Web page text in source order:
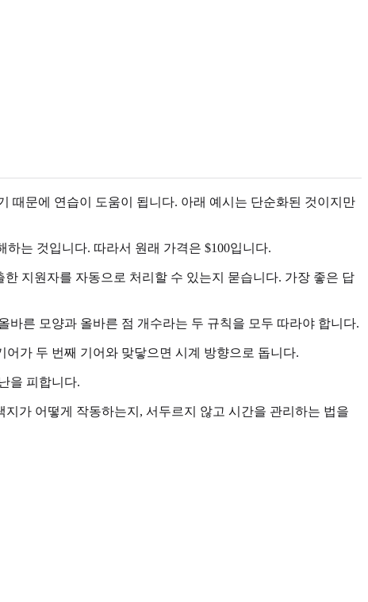
때문에 연습이 도움이 됩니다. 아래 예시는 단순화된 것이지만
하는 것입니다. 따라서 원래 가격은 $100입니다.
지원자를 자동으로 처리할 수 있는지 묻습니다. 가장 좋은 답
른 모양과 올바른 점 개수라는 두 규칙을 모두 따라야 합니다.
가 두 번째 기어와 맞닿으면 시계 방향으로 돕니다.
을 피합니다.
가 어떻게 작동하는지, 서두르지 않고 시간을 관리하는 법을